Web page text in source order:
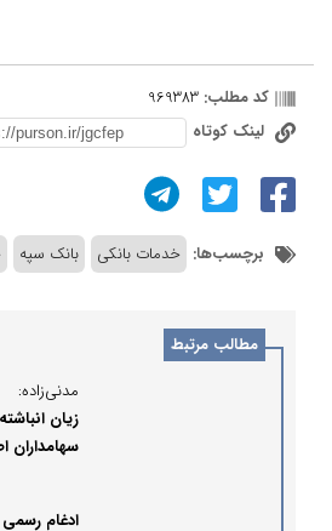
کد مطلب: 969383
لینک کوتاه
برچسب‌ها: خدمات بانکی بانک سپه
مطالب مرتبط
مدنی‌زاده:
زیان
ادغام